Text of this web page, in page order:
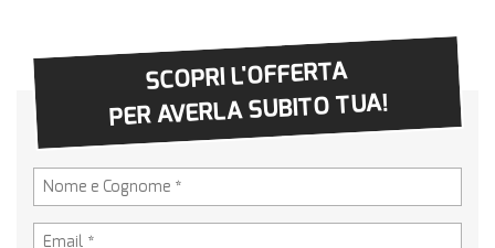
SCOPRI L'OFFERTA
PER AVERLA SUBITO TUA!